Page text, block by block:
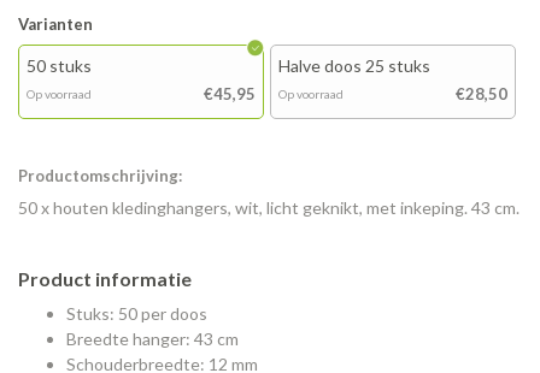
Varianten
50 stuks
€45,95
Op voorraad
Halve doos 25 stuks
€28,50
Op voorraad
Productomschrijving:
50 x houten kledinghangers, wit, licht geknikt, met inkeping. 43 cm.
Product informatie
Stuks: 50 per doos
Breedte hanger: 43 cm
Schouderbreedte: 12 mm